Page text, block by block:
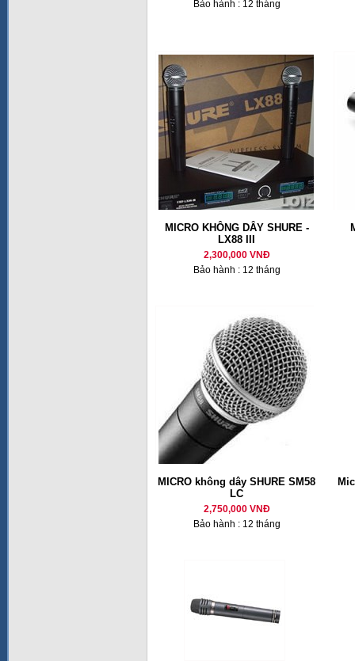
Bảo hành : 12 tháng
MICRO KHÔNG DÂY SHURE -
LX88 III
2,300,000 VNĐ
Bảo hành : 12 tháng
MICRO không dây SHURE SM58
LC
2,750,000 VNĐ
Bảo hành : 12 tháng